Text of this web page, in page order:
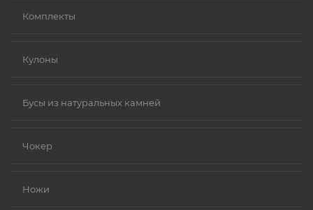
Комплекты
Кулоны
Бусы из натуральных камней
Чокер
Ножи